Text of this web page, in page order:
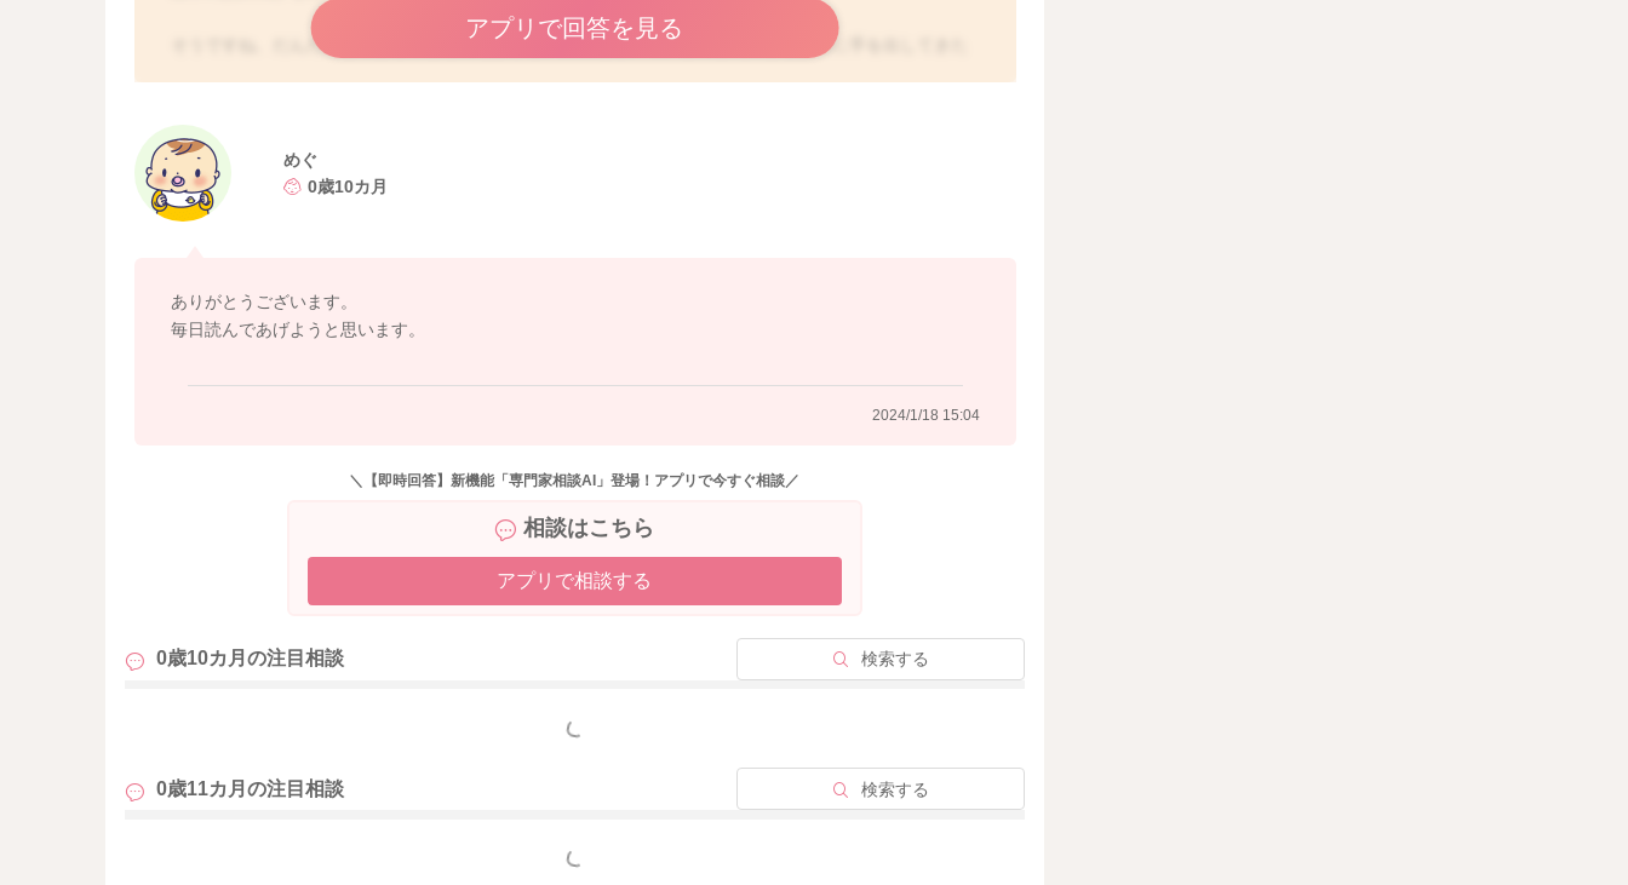
そうですね、だんだんとできることも増えますし、興味も湧いて、どんどん好きなように手を出してきた
なかなかお話も読んであげることが難しくなることはありますよ。
しばらくはこのような感じは続くように思います。
それでも絵本を近くに置いてあげたり、めくってくれたところをお話はバラバラでも読んであげてみると
いいと思いますよ。
どうぞよろしくお願いします。
アプリで回答を見る
めぐ
0歳10カ月
ありがとうございます。
毎日読んであげようと思います。
2024/1/18 15:04
＼【即時回答】新機能「専門家相談AI」登場！アプリで今すぐ相談／
相談はこちら
アプリで相談する
0歳10カ月の注目相談 検索する
もっと見る
0歳11カ月の注目相談 検索する
もっと見る